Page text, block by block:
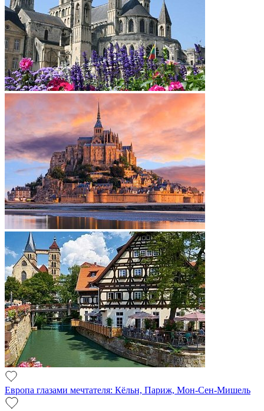
Европа глазами мечтателя: Кёльн, Париж, Мон-Сен-Мишель